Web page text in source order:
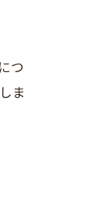
つ
ま